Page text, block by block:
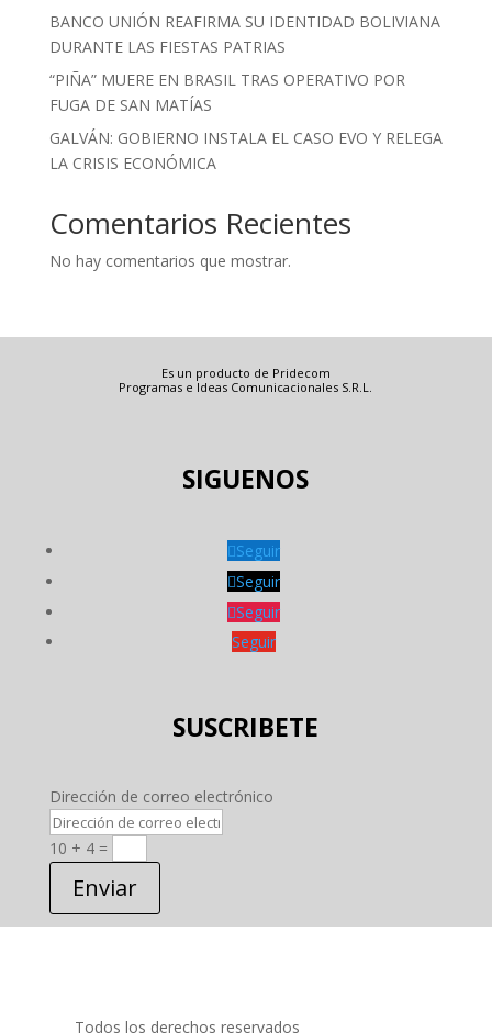
BANCO UNIÓN REAFIRMA SU IDENTIDAD BOLIVIANA
DURANTE LAS FIESTAS PATRIAS
“PIÑA” MUERE EN BRASIL TRAS OPERATIVO POR
FUGA DE SAN MATÍAS
GALVÁN: GOBIERNO INSTALA EL CASO EVO Y RELEGA
LA CRISIS ECONÓMICA
Comentarios Recientes
No hay comentarios que mostrar.
Es un producto de Pridecom
Programas e Ideas Comunicacionales S.R.L.
SIGUENOS
Seguir
Seguir
Seguir
Seguir
SUSCRIBETE
Dirección de correo electrónico
10 + 4=
Enviar
Todos los derechos reservados